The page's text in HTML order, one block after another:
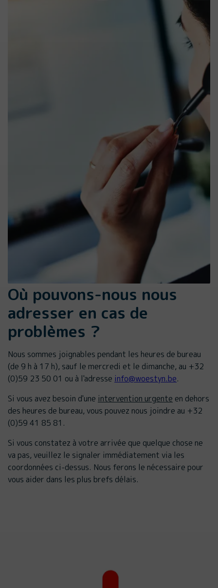
Où pouvons-nous nous
adresser en cas de
problèmes ?
Nous sommes joignables pendant les heures de bureau
(de 9 h à 17 h), sauf le mercredi et le dimanche, au +32
(0)59 23 50 01 ou à l'adresse info@woestyn.be.
Si vous avez besoin d'une intervention urgente en dehors
des heures de bureau, vous pouvez nous joindre au +32
(0)59 41 85 81.
Si vous constatez à votre arrivée que quelque chose ne
va pas, veuillez le signaler immédiatement via les
coordonnées ci-dessus. Nous ferons le nécessaire pour
vous aider dans les plus brefs délais.